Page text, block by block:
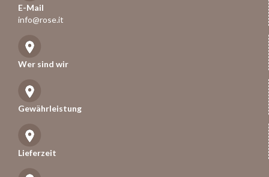
E-Mail
info@rose.it
Wer sind wir
Gewährleistung
Lieferzeit